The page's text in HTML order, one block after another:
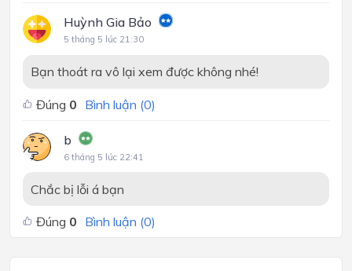
Huỳnh Gia Bảo
5 tháng 5 lúc 21:30
Bạn thoát ra vô lại xem được không nhé!
Đúng 0 Bình luận (0)
b
6 tháng 5 lúc 22:41
Chắc bị lỗi á bạn
Đúng 0 Bình luận (0)